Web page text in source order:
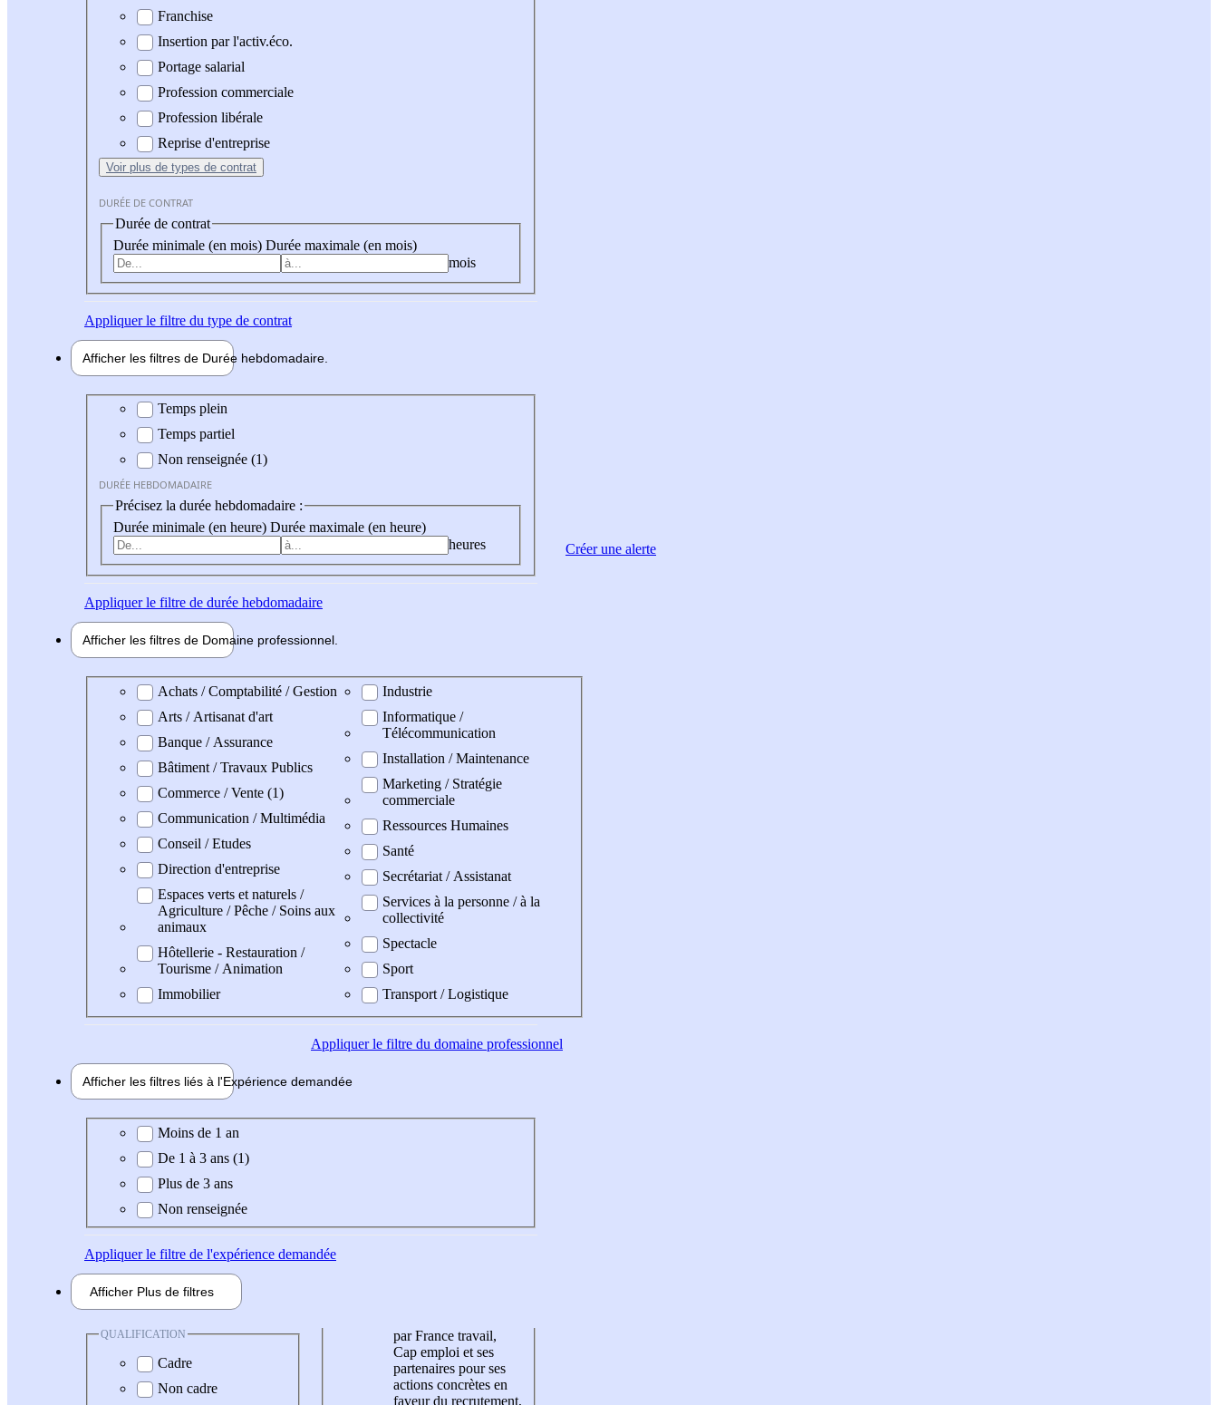
Franchise
Insertion par l'activ.éco.
Portage salarial
Profession commerciale
Profession libérale
Reprise d'entreprise
Voir plus de types de contrat
DURÉE DE CONTRAT
Durée de contrat
Durée minimale (en mois) Durée maximale (en mois)
mois
Appliquerle filtre du type de contrat
Afficher les filtres de Durée hebdomadaire
Durée hebdomadaire
Temps plein
Temps partiel
Non renseignée (1)
DURÉE HEBDOMADAIRE
Précisez la durée hebdomadaire :
Durée minimale (en heure) Durée maximale (en heure)
heures
Appliquerle filtre de durée hebdomadaire
Afficher les filtres de Domaine professionnel
Domaine professionel
Achats / Comptabilité / Gestion
Arts / Artisanat d'art
Banque / Assurance
Bâtiment / Travaux Publics
Commerce / Vente (1)
Communication / Multimédia
Conseil / Etudes
Direction d'entreprise
Espaces verts et naturels /
Agriculture / Pêche / Soins aux
animaux
Hôtellerie - Restauration /
Tourisme / Animation
Immobilier
Industrie
Informatique /
Télécommunication
Installation / Maintenance
Marketing / Stratégie
commerciale
Ressources Humaines
Santé
Secrétariat / Assistanat
Services à la personne / à la
collectivité
Spectacle
Sport
Transport / Logistique
Appliquerle filtre du domaine professionnel
Afficher les filtres liés à l'Expérience demandée
Expérience demandée
Moins de 1 an
De 1 à 3 ans (1)
Plus de 3 ans
Non renseignée
Appliquerle filtre de l'expérience demandée
Afficher Plus de filtres
QUALIFICATION
Cadre
Non cadre
par France travail,
Cap emploi et ses
partenaires pour ses
actions concrètes en
faveur du recrutement,
Créer une alerte